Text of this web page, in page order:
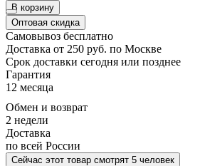
В корзину
Оптовая скидка
Самовывоз бесплатно
Доставка от 250 руб. по Москве
Cрок доставки сегодня или позднее
Гарантия
12 месяца
Обмен и возврат
2 недели
Доставка
по всей России
Сейчас этот товар смотрят 5 человек